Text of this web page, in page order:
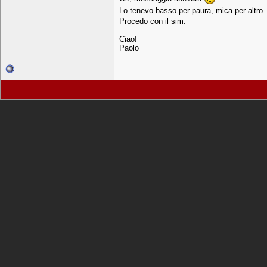
Lo tenevo basso per paura, mica per
Procedo con il sim.
Ciao!
Paolo